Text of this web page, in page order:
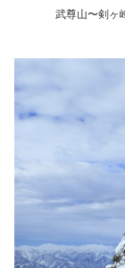
武尊山〜剣ヶ